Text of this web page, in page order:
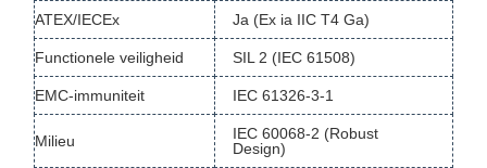
ATEX/IECEx Ja (Ex ia IIC T4 Ga)
Functionele veiligheid SIL 2 (IEC 61508)
EMC-immuniteit IEC 61326-3-1
Milieu
IEC 60068-2 (Robust
Design)